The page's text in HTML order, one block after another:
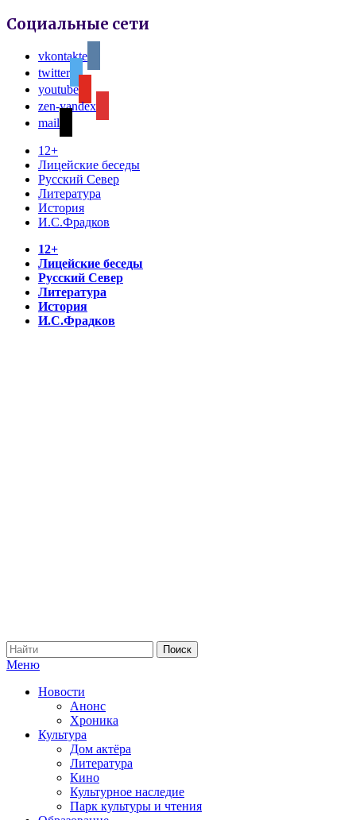
Социальные сети
vkontakte
twitter
youtube
zen-yandex
mail
12+
Лицейские беседы
Русский Север
Литература
История
И.С.Фрадков
12+
Лицейские беседы
Русский Север
Литература
История
И.С.Фрадков
Меню
Новости
Анонс
Хроника
Культура
Дом актёра
Литература
Кино
Культурное наследие
Парк культуры и чтения